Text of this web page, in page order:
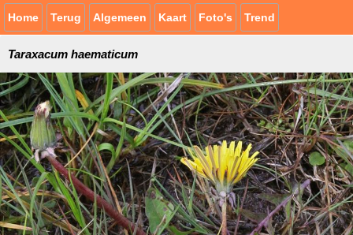
Home Terug Algemeen Kaart Foto's Trend
Taraxacum haematicum